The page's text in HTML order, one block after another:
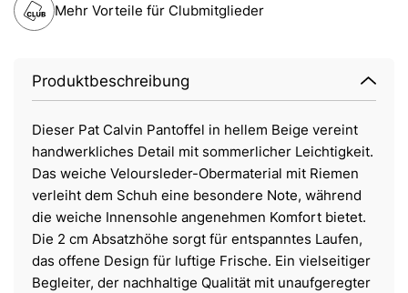
Mehr Vorteile für Clubmitglieder
Produktbeschreibung
Dieser Pat Calvin Pantoffel in hellem Beige vereint
handwerkliches Detail mit sommerlicher Leichtigkeit.
Das weiche Veloursleder-Obermaterial mit Riemen
verleiht dem Schuh eine besondere Note, während
die weiche Innensohle angenehmen Komfort bietet.
Die 2 cm Absatzhöhe sorgt für entspanntes Laufen,
das offene Design für luftige Frische. Ein vielseitiger
Begleiter, der nachhaltige Qualität mit unaufgeregter